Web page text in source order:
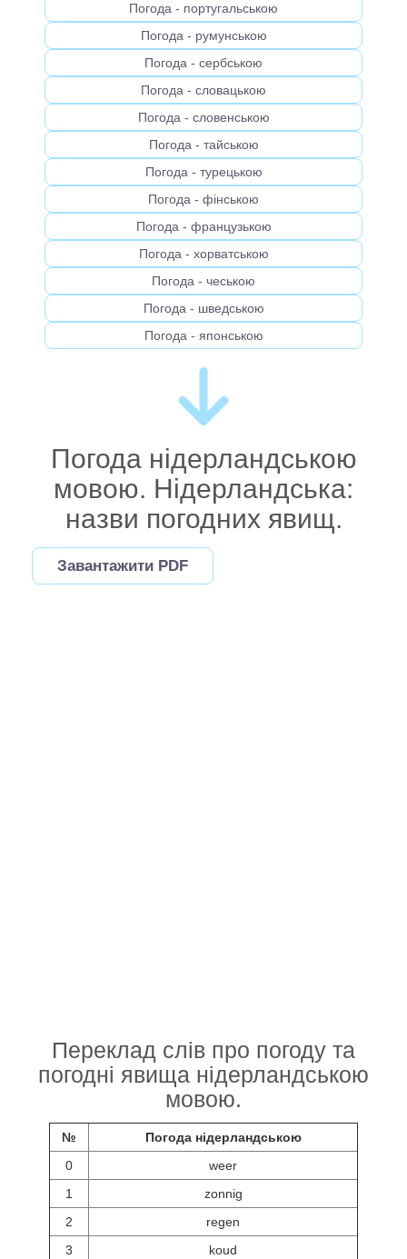
Погода - португальською
Погода - румунською
Погода - сербською
Погода - словацькою
Погода - словенською
Погода - тайською
Погода - турецькою
Погода - фінською
Погода - французькою
Погода - хорватською
Погода - чеською
Погода - шведською
Погода - японською
Погода нідерландською
мовою. Нідерландська:
назви погодних явищ.
Завантажити PDF
Переклад слів про погоду та
погодні явища нідерландською
мовою.
№
Погода нідерландською
0
weer
1
zonnig
2
regen
3
koud